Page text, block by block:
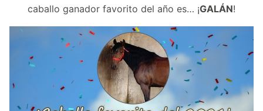
caballo ganador favorito del año es… ¡GALÁN!